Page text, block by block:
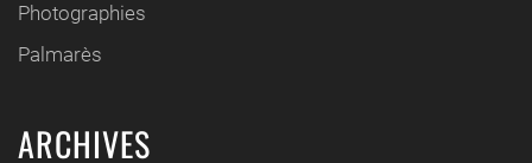
Photographies
Palmarès
ARCHIVES